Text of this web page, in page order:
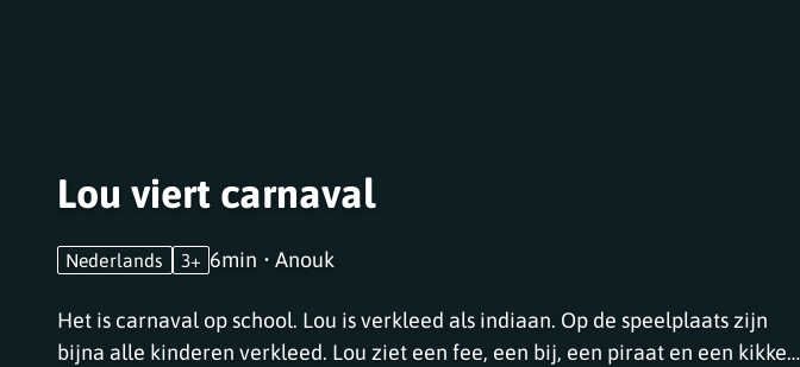
Lou viert carnaval
Nederlands 3+ 6min • Anouk
Het is carnaval op school. Lou is verkleed als indiaan. Op de speelplaats zijn
bijna alle kinderen verkleed. Lou ziet een fee, een bij, een piraat en een kikker.